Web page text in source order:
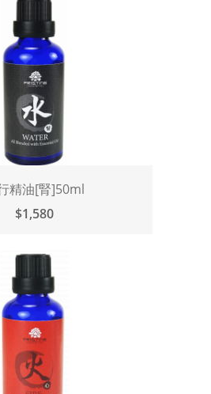
精油[腎]50ml
$1,580